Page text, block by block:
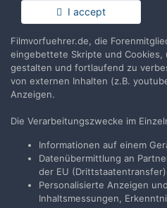
Du hast bereits ein
Jetzt
Teilen
Zur Themenübersicht
I accept
Filmvorfuehrer.de, die
eingebettete Skripte und Cookies,
gestalten und fortlaufend zu
von externen Inhalten (z.B.
Anzeigen.
Die Verarbeitungszwecke im
Informationen auf einem
Datenübermittlung an
der EU (Drittstaatentransfer)
Personalisierte Anzeigen
Inhaltsmessungen,